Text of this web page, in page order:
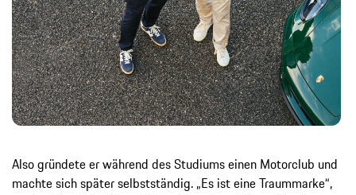
Also gründete er während des Studiums einen Motorclub und
machte sich später selbstständig. „Es ist eine Traummarke“,